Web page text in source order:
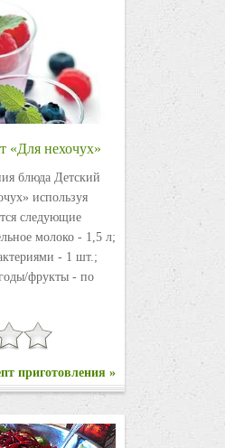
«Для нехочух»
блюда Детский
используя
следующие
молоко - 1,5 л;
- 1 шт.;
фрукты - по
приготовления »